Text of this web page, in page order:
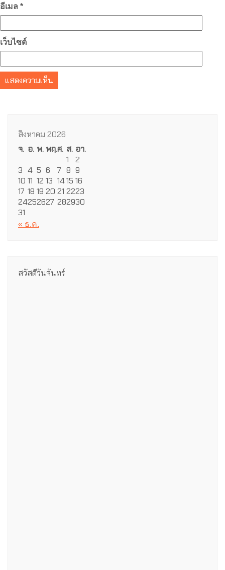
อีเมล *
เว็บไซต์
สิงหาคม 2026
จ. อ. พ.พฤ.ศ. ส. อา.
1
2
3 4 5 6 7 8 9
10 11 12 13 1415 16
17 18 19 20 21 2223
24252627 282930
31
« ธ.ค.
สวัสดีวันจันทร์